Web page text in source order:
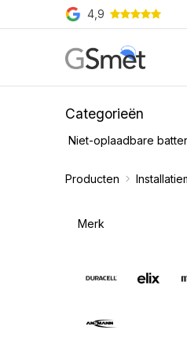
Overslaan naar inhoud
4,9
Categorieën
Niet-oplaadbare
Producten
Merk